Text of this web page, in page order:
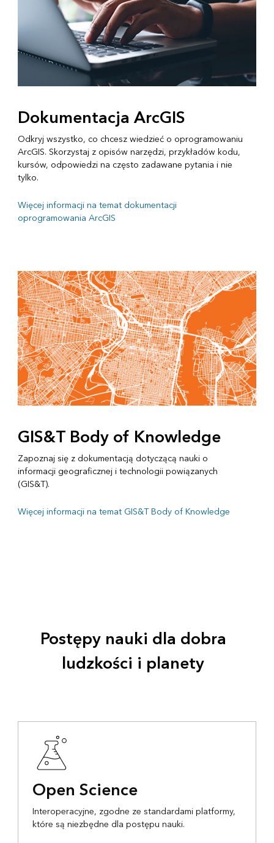
Dokumentacja ArcGIS
Odkryj wszystko, co chcesz wiedzieć o oprogramowaniu
ArcGIS. Skorzystaj z opisów narzędzi, przykładów kodu,
kursów, odpowiedzi na często zadawane pytania i nie
tylko.
Więcej informacji na temat dokumentacji
oprogramowania ArcGIS
GIS&T Body of Knowledge
Zapoznaj się z dokumentacją dotyczącą nauki o
informacji geograficznej i technologii powiązanych
(GIS&T).
Więcej informacji na temat GIS&T Body of Knowledge
Postępy nauki dla dobra
ludzkości i planety
Open Science
Interoperacyjne, zgodne ze standardami platformy,
które są niezbędne dla postępu nauki.